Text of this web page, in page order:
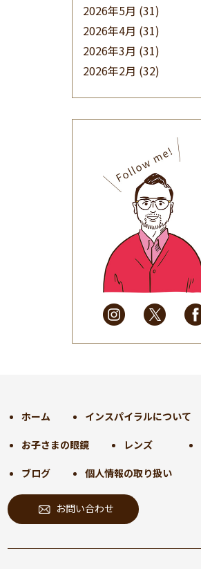
2026年5月 (31)
2026年4月 (31)
2026年3月 (31)
2026年2月 (32)
(32)
2025年9月(30)
2025年8月(31)
2025年7月(37)
2025年6月(48)
2025年5月
(41)
2025年4月
(32)
2025年3月(31)
2025年2月
(28)
2025年1月
(34)
2024年9月(30)
2024年7月(31)
2024年6月(30)
2024年5月
2024年4月 (32)
2024年2月(31)
ホーム インスパイラルについて
お子さまの眼鏡 レンズ
ブログ 個人情報の取り扱い
お問い合わせ